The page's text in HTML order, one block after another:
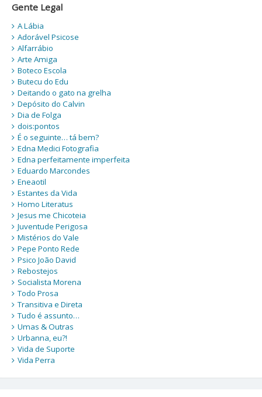
Gente Legal
A Lábia
Adorável Psicose
Alfarrábio
Arte Amiga
Boteco Escola
Butecu do Edu
Deitando o gato na grelha
Depósito do Calvin
Dia de Folga
dois:pontos
É o seguinte… tá bem?
Edna Medici Fotografia
Edna perfeitamente imperfeita
Eduardo Marcondes
Eneaotil
Estantes da Vida
Homo Literatus
Jesus me Chicoteia
Juventude Perigosa
Mistérios do Vale
Pepe Ponto Rede
Psico João David
Rebostejos
Socialista Morena
Todo Prosa
Transitiva e Direta
Tudo é assunto…
Umas & Outras
Urbanna, eu?!
Vida de Suporte
Vida Perra